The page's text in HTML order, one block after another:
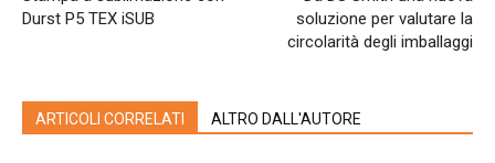
Durst P5 TEX iSUB
soluzione per valutare la
circolarità degli imballaggi
ARTICOLI CORRELATI ALTRO DALL'AUTORE